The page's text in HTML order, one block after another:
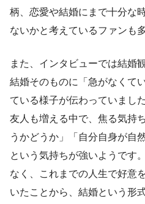
柄、恋愛や結婚にまで十分な
ないかと考えているファンも
また、インタビューでは結婚
結婚そのものに「急がなくて
ている様子が伝わっていまし
友人も増える中で、焦る気持
うかどうか」「自分自身が自
という気持ちが強いようです
なく、これまでの人生で好意
いたことから、結婚という形